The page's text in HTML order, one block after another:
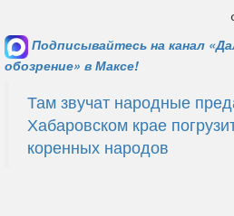
Подписывайтесь на канал
обозрение» в Максе!
Там звучат народные
Хабаровском крае
коренных народов